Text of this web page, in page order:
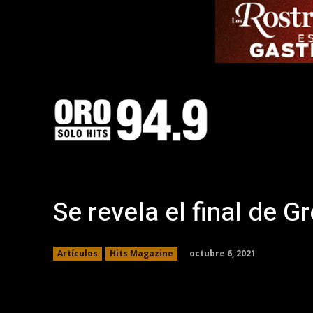
Se revela el final de
Artículos Hits Magazine octubre 6, 2021